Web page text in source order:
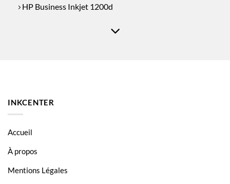
HP Business Inkjet 1200d
HP Business Inkjet 2200xi
HP Business Inkjet 2230
HP Business Inkjet 2250
HP Business Inkjet 2250tn
INKCENTER
Accueil
À propos
Mentions Légales